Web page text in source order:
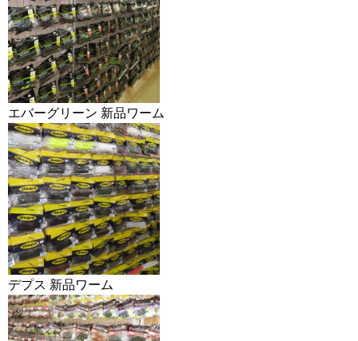
エバーグリーン 新品ワーム
デプス 新品ワーム